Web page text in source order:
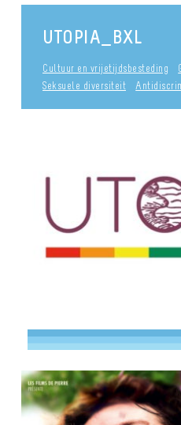
UTOPIA_BXL
Cultuur en vrijetijdsbesteding
Seksuele diversiteit